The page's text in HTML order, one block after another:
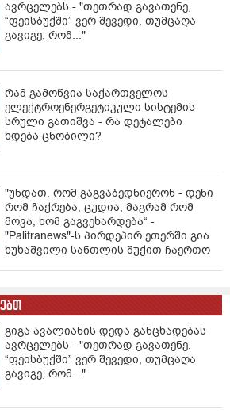
ავრცელებს - "თეთრად გავათენე,
“ფეისბუქში” ვერ შევედი, თუმცაღა
გავიგე, რომ..."
რამ გამოწვია საქართველოს
ელექტროენერგეტიკული სისტემის
სრული გათიშვა - რა დეტალები
ხდება ცნობილი?
"უნდათ, რომ გაგვაბედნიერონ - დენი
რომ ჩაქრება, ცუდია, მაგრამ რომ
მოვა, ხომ გაგვეხარდება“ -
"Palitranews"-ს პირდეპირ ეთერში გია
ხუხაშვილი სანთლის შუქით ჩაერთო
გიგა ავალიანის დედა განცხადებას
ავრცელებს - "თეთრად გავათენე,
“ფეისბუქში” ვერ შევედი, თუმცაღა
გავიგე, რომ..."